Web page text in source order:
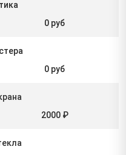
0 руб
0 руб
2000 ₽